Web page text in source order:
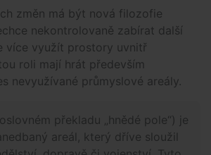
změn má být nová filozofie
nekontrolovaně zabírat další
více využít prostory uvnitř
roli mají hrát především
nevyužívané průmyslové areály.
překladu „hnědé pole“) je
areál, který dříve sloužil